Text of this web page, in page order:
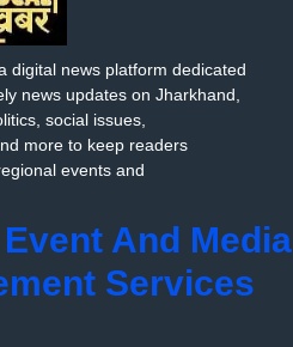
digital news platform dedicated
news updates on Jharkhand,
social issues,
more to keep readers
events and
And Media
Services